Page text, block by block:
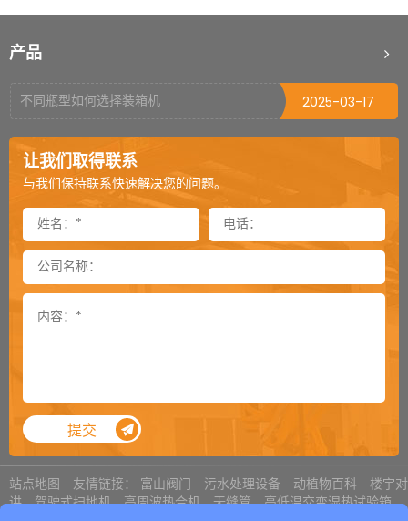
产品打包机烫头烧毁的原因
不同瓶型如何选择装箱机
2025-03-17
栈板穿剑捆扎机剑道偏移怎么处理（二）
2025-03-04
栈板穿剑捆扎机剑道偏移怎么处理（一）
封箱机可以倒过来当开箱机用吗
封箱机侧帖可以加到多长
2024-11-26
卸垛机是一款特殊的机器吗
2024-11-25
提袋封口机总是掉袋怎么处理
2024-11-05
内抽真空机对于袋子尺寸的要求
真空包装机有异响如何解决
2024-10-28
让我们取得联系
与我们保持联系快速解决您的问题。
提交
站点地图 友情链接： 富山阀门 污水处理设备 动植物百科
楼宇对
讲
驾驶式扫地机 高周波热合机 无缝管
高低温交变湿热试验箱